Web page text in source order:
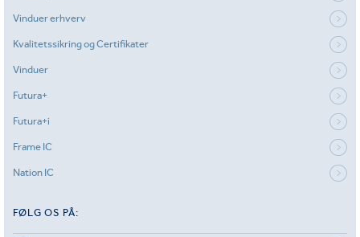
Vinduer erhverv
Kvalitetssikring og Certifikater
Vinduer
Futura+
Futura+i
Frame IC
Nation IC
FØLG OS PÅ: